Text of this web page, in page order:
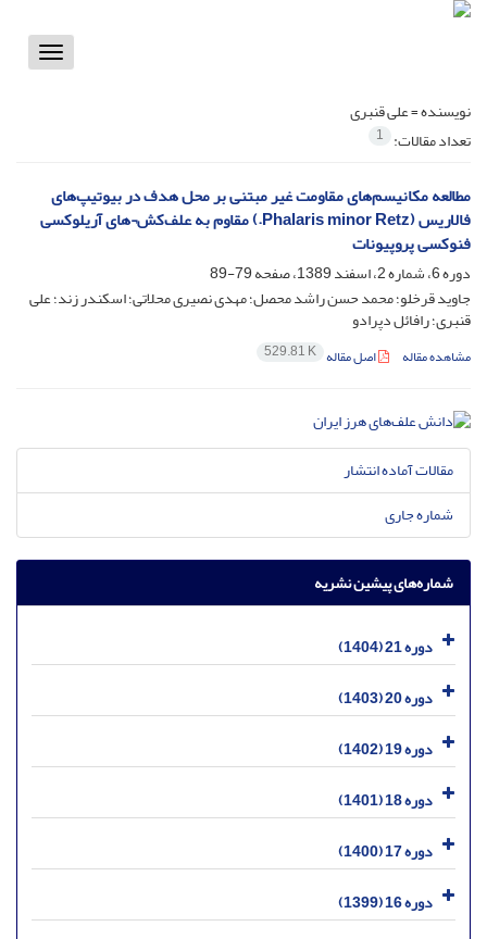
Toggle
نویسنده =علی قنبری
تعداد مقالات: 1
مطالعه مکانیسم‌های مقاومت غیر مبتنی بر محل هدف در بیوتیپ‌‌های
فالاریس (Phalaris minor Retz.) مقاوم به علف‌کش¬های آریلوکسی
فنوکسی پروپیونات
دوره 6، شماره 2، اسفند 1389، صفحه
79-89
جاوید قرخلو؛ محمد حسن راشد محصل؛ مهدی نصیری محلاتی؛ اسکندر زند؛ علی
قنبری؛ رافائل دپرادو
مشاهده مقاله اصل مقاله 529.81 K
مقالات آماده انتشار
شماره جاری
شماره‌های پیشین نشریه
دوره 21 (1404)
دوره 20 (1403)
دوره 19 (1402)
دوره 18 (1401)
دوره 17 (1400)
دوره 16 (1399)